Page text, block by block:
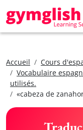
Accueil
Cours
Vocabulaire
utilisés.
«cabeza de